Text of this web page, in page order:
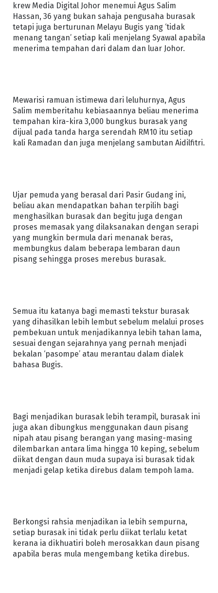
krew Media Digital Johor menemui Agus Salim
Hassan, 36 yang bukan sahaja pengusaha burasak
tetapi juga berturunan Melayu Bugis yang ‘tidak
menang tangan’ setiap kali menjelang Syawal apabila
menerima tempahan dari dalam dan luar Johor.
Mewarisi ramuan istimewa dari leluhurnya, Agus
Salim memberitahu kebiasaannya beliau menerima
tempahan kira-kira 3,000 bungkus burasak yang
dijual pada tanda harga serendah RM10 itu setiap
kali Ramadan dan juga menjelang sambutan Aidilfitri.
Ujar pemuda yang berasal dari Pasir Gudang ini,
beliau akan mendapatkan bahan terpilih bagi
menghasilkan burasak dan begitu juga dengan
proses memasak yang dilaksanakan dengan serapi
yang mungkin bermula dari menanak beras,
membungkus dalam beberapa lembaran daun
pisang sehingga proses merebus burasak.
Semua itu katanya bagi memasti tekstur burasak
yang dihasilkan lebih lembut sebelum melalui proses
pembekuan untuk menjadikannya lebih tahan lama,
sesuai dengan sejarahnya yang pernah menjadi
bekalan ‘pasompe’ atau merantau dalam dialek
bahasa Bugis.
Bagi menjadikan burasak lebih terampil, burasak ini
juga akan dibungkus menggunakan daun pisang
nipah atau pisang berangan yang masing-masing
dilembarkan antara lima hingga 10 keping, sebelum
diikat dengan daun muda supaya isi burasak tidak
menjadi gelap ketika direbus dalam tempoh lama.
Berkongsi rahsia menjadikan ia lebih sempurna,
setiap burasak ini tidak perlu diikat terlalu ketat
kerana ia dikhuatiri boleh merosakkan daun pisang
apabila beras mula mengembang ketika direbus.